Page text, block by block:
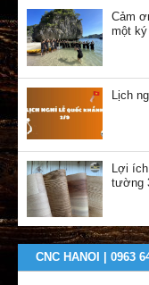
Cảm
một
Lịch
Lợi
tường
CNC HANOI | 0963